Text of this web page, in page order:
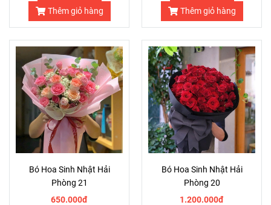
Thêm giỏ hàng
Thêm giỏ hàng
Bó Hoa Sinh Nhật Hải
Phòng 21
650.000đ
Bó Hoa Sinh Nhật Hải
Phòng 20
1.200.000đ